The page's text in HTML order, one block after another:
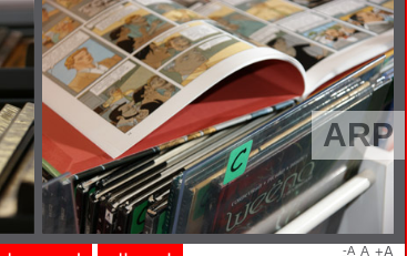
ARP
A- A A+